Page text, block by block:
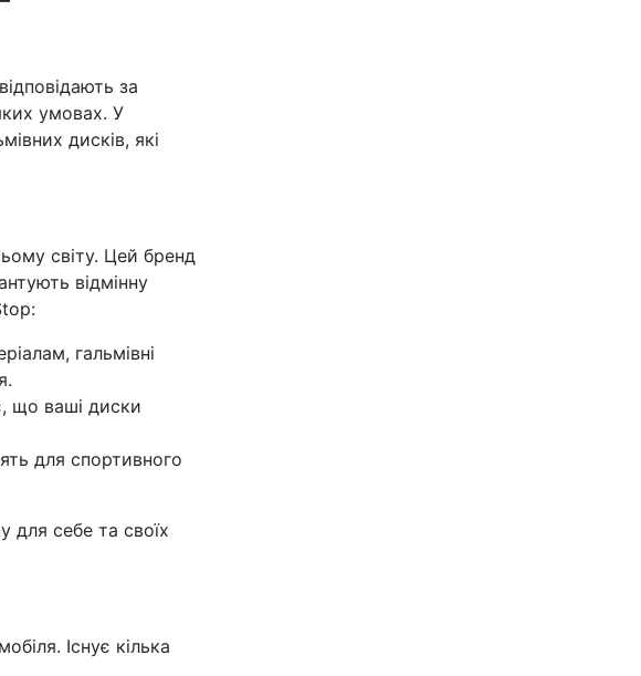
за
умовах. У
дисків, які
світу. Цей бренд
відмінну
гальмівні
що ваші диски
для спортивного
для себе та своїх
Існує кілька